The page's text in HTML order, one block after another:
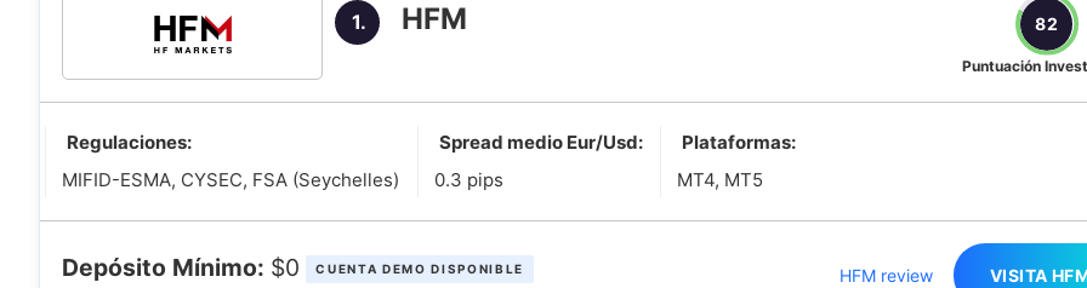
1. HFM 82
Puntuación
Regulaciones:
MIFID-ESMA, CYSEC, FSA (Seychelles)
Spread medio Eur/Usd:
0.3 pips
Plataformas:
MT4, MT5
Depósito Mínimo: $0 CUENTA DEMO DISPONIBLE HFM review VISITA